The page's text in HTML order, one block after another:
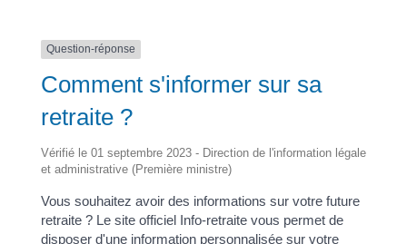
Question-réponse
Comment s'informer sur sa
retraite ?
Vérifié le 01 septembre 2023 - Direction de l'information légale
et administrative (Première ministre)
Vous souhaitez avoir des informations sur votre future
retraite ? Le site officiel Info-retraite vous permet de
disposer d'une information personnalisée sur votre